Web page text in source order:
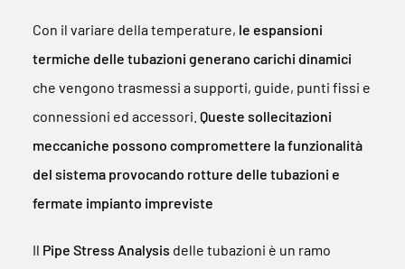
Con il variare della temperature, le espansioni
termiche delle tubazioni generano carichi dinamici
che vengono trasmessi a supporti, guide, punti fissi e
connessioni ed accessori. Queste sollecitazioni
meccaniche possono compromettere la funzionalità
del sistema provocando rotture delle tubazioni e
fermate impianto impreviste
Il Pipe Stress Analysis delle tubazioni è un ramo